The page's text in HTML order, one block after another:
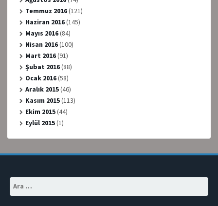
Temmuz 2016(121)
Haziran 2016(145)
Mayıs 2016(84)
Nisan 2016(100)
Mart 2016(91)
Şubat 2016(88)
Ocak 2016(58)
Aralık 2015(46)
Kasım 2015(113)
Ekim 2015(44)
Eylül 2015(1)
Arama: